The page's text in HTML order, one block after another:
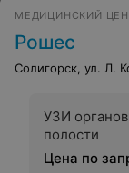
МЕДИЦИНСКИЙ
Рошес
Солигорск, ул. Л.
УЗИ
полости
Цена по